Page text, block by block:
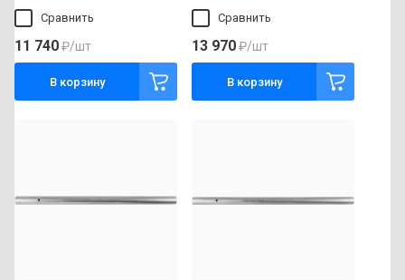
Сравнить
11 740₽/шт
В корзину
Сравнить
13 970₽/шт
В корзину